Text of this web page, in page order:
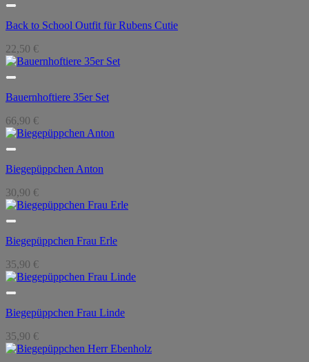
Back to School Outfit für Rubens Cutie
22,50 €
Bauernhoftiere 35er Set
66,90 €
Biegepüppchen Anton
30,90 €
Biegepüppchen Frau Erle
35,90 €
Biegepüppchen Frau Linde
35,90 €